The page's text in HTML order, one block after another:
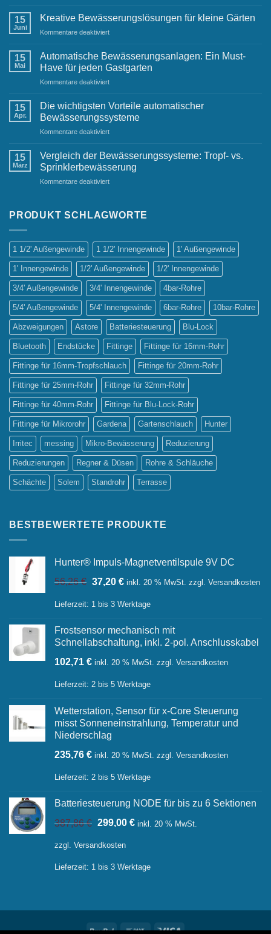
Lösungen
Bewässerungslösungen
Geschäftsumgebungen
15
Juni
Kreative Bewässerungslösungen für kleine Gärten
Kommentare deaktiviertfür
Bewässerungslösungen
für
kleine
Gärten
15
Mai
Automatische Bewässerungsanlagen: Ein Must-
Have für jeden Gastgarten
Kommentare deaktiviertfür
Bewässerungsanlagen:
Must-
Have
jeden
Gastgarten
15
Apr.
Die wichtigsten Vorteile automatischer
Bewässerungssysteme
Kommentare deaktiviertfür
wichtigsten
automatischer
Bewässerungssysteme
15
März
Vergleich der Bewässerungssysteme: Tropf- vs.
Sprinklerbewässerung
Kommentare deaktiviertfür
Bewässerungssysteme:
Sprinklerbewässerung
PRODUKT SCHLAGWORTE
1 1/2' Außengewinde 1 1/2' Innengewinde 1' Außengewinde
1' Innengewinde 1/2' Außengewinde 1/2' Innengewinde
3/4' Außengewinde 3/4' Innengewinde 4bar-Rohre
5/4' Außengewinde 5/4' Innengewinde 6bar-Rohre 10bar-Rohre
Abzweigungen Astore Batteriesteuerung Blu-Lock
Bluetooth Endstücke Fittinge Fittinge für 16mm-Rohr
Fittinge für 16mm-Tropfschlauch Fittinge für 20mm-Rohr
Fittinge für 25mm-Rohr Fittinge für 32mm-Rohr
Fittinge für 40mm-Rohr Fittinge für Blu-Lock-Rohr
Fittinge für Mikrorohr Gardena Gartenschlauch Hunter
Irritec messing Mikro-Bewässerung Reduzierung
Reduzierungen Regner & Düsen Rohre & Schläuche
Schächte Solem Standrohr Terrasse
BESTBEWERTETE PRODUKTE
Hunter® Impuls-Magnetventilspule 9V DC
56,26€ Ursprünglicher
war:
37,20 €Aktueller
ist:
inkl. 20 % MwSt. zzgl. Versandkosten
Lieferzeit: 1 bis 3 Werktage
Frostsensor mechanisch mit
Schnellabschaltung, inkl. 2-pol. Anschlusskabel
102,71 € inkl. 20 % MwSt. zzgl. Versandkosten
Lieferzeit: 2 bis 5 Werktage
Wetterstation, Sensor für x-Core Steuerung
misst Sonneneinstrahlung, Temperatur und
Niederschlag
235,76 € inkl. 20 % MwSt. zzgl. Versandkosten
Lieferzeit: 2 bis 5 Werktage
Batteriesteuerung NODE für bis zu 6 Sektionen
387,86€ Ursprünglicher
war:
299,00 €Aktueller
inkl. 20 % MwSt.
zzgl. Versandkosten
Lieferzeit: 1 bis 3 Werktage
PayPal Bank Visa